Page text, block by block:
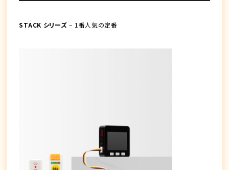
STACK シリーズ – 1番人気の定番